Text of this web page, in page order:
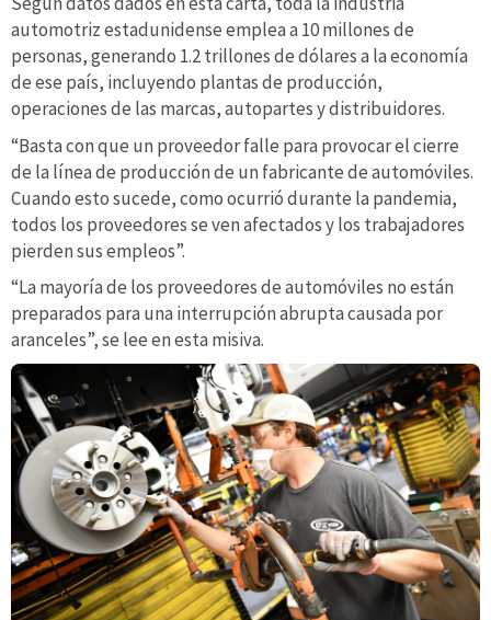
automotriz estadunidense emplea a 10 millones de
personas, generando 1.2 trillones de dólares a la economía
de ese país, incluyendo plantas de producción,
operaciones de las marcas, autopartes y distribuidores.
“Basta con que un proveedor falle para provocar el cierre
de la línea de producción de un fabricante de automóviles.
Cuando esto sucede, como ocurrió durante la pandemia,
todos los proveedores se ven afectados y los trabajadores
pierden sus empleos”.
“La mayoría de los proveedores de automóviles no están
preparados para una interrupción abrupta causada por
aranceles”, se lee en esta misiva.